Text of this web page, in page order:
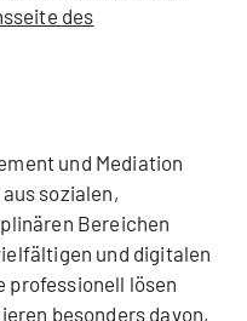
des
und Mediation
sozialen,
Bereichen
und digitalen
professionell lösen
besonders davon,